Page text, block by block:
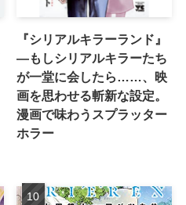
『シリアルキラーランド』
―もしシリアルキラーたち
が一堂に会したら……、映
画を思わせる斬新な設定。
漫画で味わうスプラッター
ホラー